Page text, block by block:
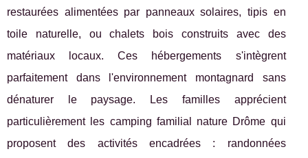
restaurées alimentées par panneaux solaires, tipis en
toile naturelle, ou chalets bois construits avec des
matériaux locaux. Ces hébergements s'intègrent
parfaitement dans l'environnement montagnard sans
dénaturer le paysage. Les familles apprécient
particulièrement les camping familial nature Drôme qui
proposent des activités encadrées : randonnées